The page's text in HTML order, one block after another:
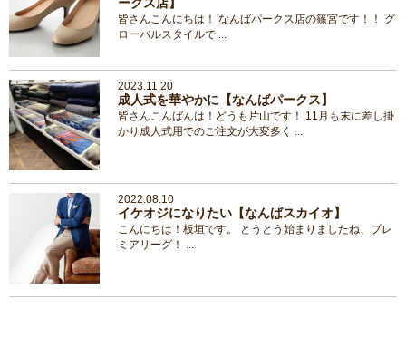
皆さんこんにちは！ なんばパークス店の篠宮です！！ グ
ローバルスタイルで ...
2023.11.20
成人式を華やかに【なんばパークス】
皆さんこんばんは！どうも片山です！ 11月も末に差し掛
かり成人式用でのご注文が大変多く ...
2022.08.10
イケオジになりたい【なんばスカイオ】
こんにちは！板垣です。 とうとう始まりましたね、プレ
ミアリーグ！ ...